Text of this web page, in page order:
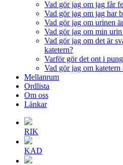
Vad gör jag om jag får
Vad gör jag om jag har
Vad gör jag om urinen
Vad gör jag om min
Vad gör jag om det är
katetern?
Varför gör det ont i
Vad gör jag om katetern
Mellanrum
Ordlista
Om oss
Länkar
RIK
KAD